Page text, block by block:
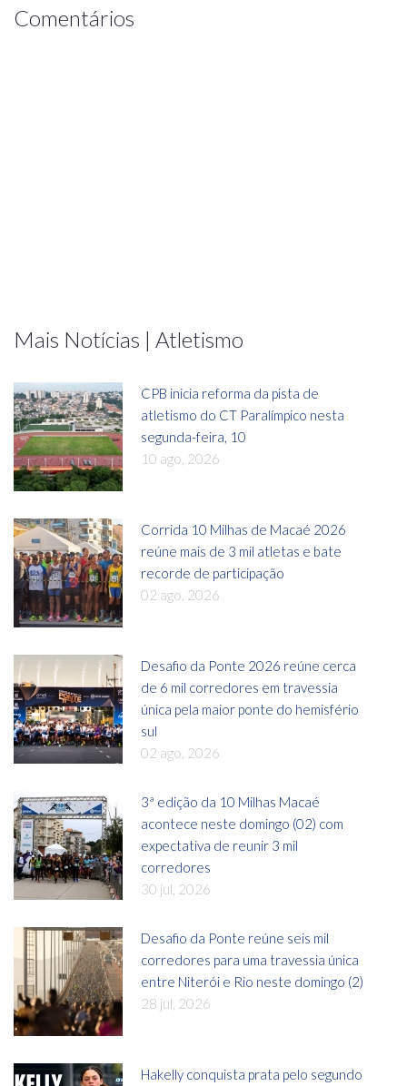
Comentários
Mais Notícias | Atletismo
CPB inicia reforma da pista de
atletismo do CT Paralímpico nesta
segunda-feira, 10
10 ago, 2026
Corrida 10 Milhas de Macaé 2026
reúne mais de 3 mil atletas e bate
recorde de participação
02 ago, 2026
Desafio da Ponte 2026 reúne cerca
de 6 mil corredores em travessia
única pela maior ponte do hemisfério
sul
02 ago, 2026
3ª edição da 10 Milhas Macaé
acontece neste domingo (02) com
expectativa de reunir 3 mil
corredores
30 jul, 2026
Desafio da Ponte reúne seis mil
corredores para uma travessia única
entre Niterói e Rio neste domingo (2)
28 jul, 2026
Hakelly conquista prata pelo segundo